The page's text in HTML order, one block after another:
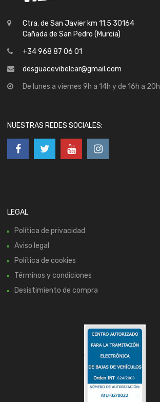
Ctra. de San Javier km 11.5 30164
Cañada de San Pedro (Murcia)
+34 968 87 06 01
desguacevibelcar@gmail.com
De lunes a viernes 9h a 14h y de 16h a 20h
NUESTRAS REDES SOCIALES:
LEGAL
Política de privacidad
Aviso legal
Política de cookies
Términos y condiciones
Desistimiento de compra